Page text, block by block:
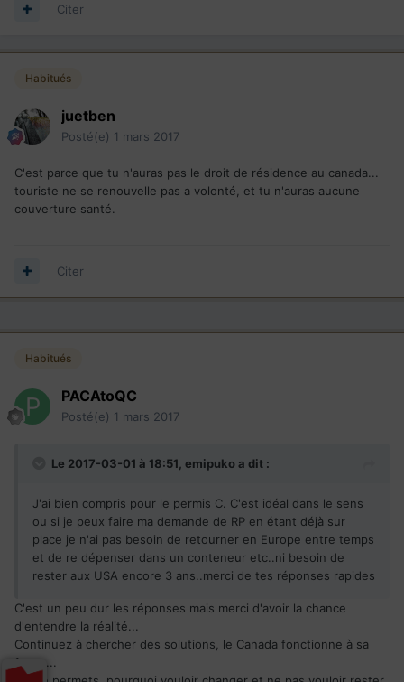
Citer
Habitués
juetben
Posté(e) 1 mars 2017
C'est parce que tu n'auras pas le droit de résidence au canada...
touriste ne se renouvelle pas a volonté, et tu n'auras aucune
couverture santé.
Citer
Habitués
PACAtoQC
Posté(e) 1 mars 2017
Le 2017-03-01 à 18:51, emipukoa dit :
J'ai bien compris pour le permis C. C'est idéal dans le sens
ou si je peux faire ma demande de RP en étant déjà sur
place je n'ai pas besoin de retourner en Europe entre temps
et de re dépenser dans un conteneur etc..ni besoin de
rester aux USA encore 3 ans..merci de tes réponses rapides
C'est un peu dur les réponses mais merci d'avoir la chance
d'entendre la réalité...
Continuez à chercher des solutions, le Canada fonctionne à sa
façon...